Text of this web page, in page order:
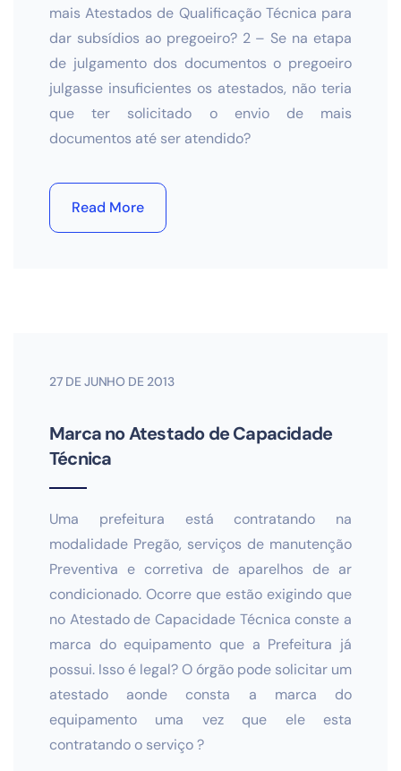
mais Atestados de Qualificação Técnica para
dar subsídios ao pregoeiro? 2 – Se na etapa
de julgamento dos documentos o pregoeiro
julgasse insuficientes os atestados, não teria
que ter solicitado o envio de mais
documentos até ser atendido?
Read More
27 DE JUNHO DE 2013
Marca no Atestado de Capacidade
Técnica
Uma prefeitura está contratando na
modalidade Pregão, serviços de manutenção
Preventiva e corretiva de aparelhos de ar
condicionado. Ocorre que estão exigindo que
no Atestado de Capacidade Técnica conste a
marca do equipamento que a Prefeitura já
possui. Isso é legal? O órgão pode solicitar um
atestado aonde consta a marca do
equipamento uma vez que ele esta
contratando o serviço ?